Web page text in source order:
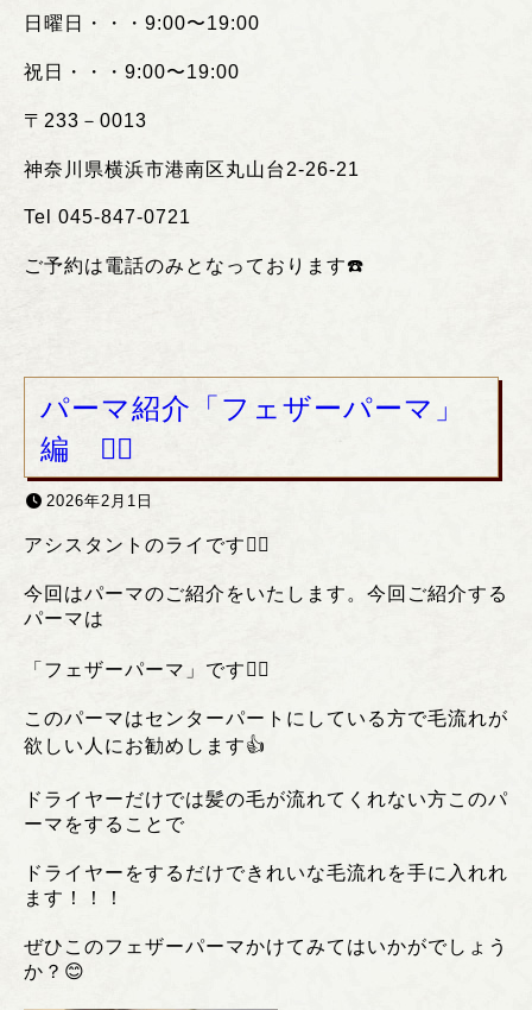
日曜日・・・ 9:00〜19:00
祝日・・・ 9:00〜19:00
〒 233 － 0013
神奈川県横浜市港南区丸山台 2-26-21
Tel 045-847-0721
ご予約は電話のみとなっております☎️
パーマ紹介「フェザーパーマ」
編 ❤️‍🔥
2026年2月1日
アシスタントのライです❤️‍🔥
今回はパーマのご紹介をいたします。今回ご紹介する
パーマは
「フェザーパーマ」です❤️‍🔥
このパーマはセンターパートにしている方で毛流れが
欲しい人にお勧めします👍
ドライヤーだけでは髪の毛が流れてくれない方このパ
ーマをすることで
ドライヤーをするだけできれいな毛流れを手に入れれ
ます！！！
ぜひこのフェザーパーマかけてみてはいかがでしょう
か？😊